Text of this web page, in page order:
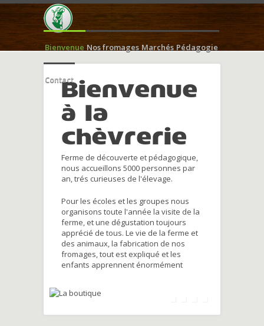
Bienvenue Nos fromages Marchés Pédagogie
ContactBienvenue
à la
chèvrerie
Ferme de découverte et pédagogique,
nous accueillons 5000 personnes par
an, trés curieuses de l'élevage.
Pour les écoles et les groupes nous
organisons toute l'année la visite de la
ferme, et une dégustation toujours
apprécié de tous. Le vie de la ferme et
des animaux, la fabrication de nos
fromages, tout est expliqué et les
enfants apprennent énormément